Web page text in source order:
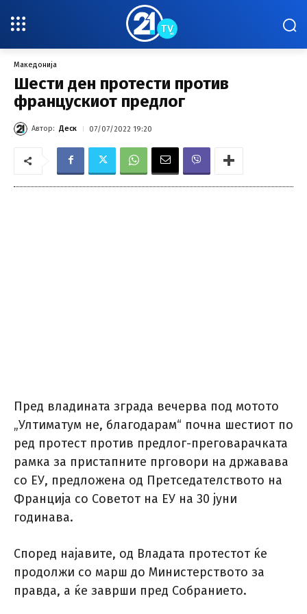
Македонија
Шести ден протести против
францускиот предлог
Автор: Деск 07/07/2022 19:20
Пред владината зграда вечерва под мотото
„Ултиматум не, благодарам“ почна шестиот по
ред протест против предлог-преговарачката
рамка за пристапните прговори на државава
со ЕУ, предложена од Претседателството на
Франција со Советот на ЕУ на 30 јуни
годинава.
Според најавите, од Владата протестот ќе
продолжи со марш до Министерството за
правда, а ќе заврши пред Собранието.